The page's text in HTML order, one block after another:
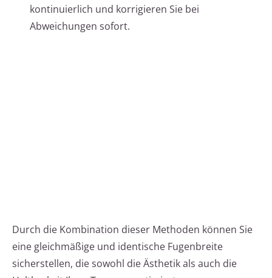
kontinuierlich und korrigieren Sie bei
Abweichungen sofort.
Durch die Kombination dieser Methoden können Sie
eine gleichmäßige und identische Fugenbreite
sicherstellen, die sowohl die Ästhetik als auch die